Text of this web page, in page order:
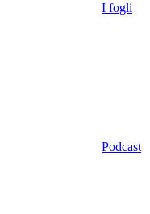
I fogli
Podcast